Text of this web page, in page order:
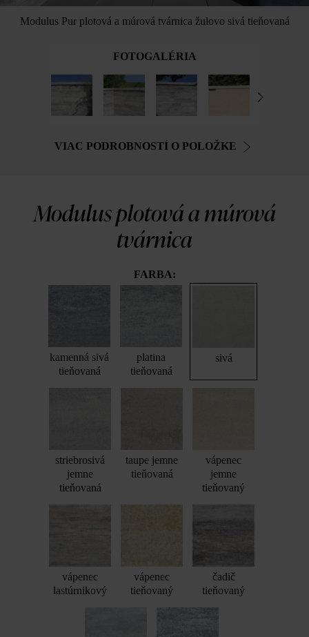
Modulus Pur plotová a múrová tvárnica žulovo sivá tieňovaná
FOTOGALÉRIA
VIAC PODROBNOSTÍ O POLOŽKE
Modulus plotová a múrová
tvárnica
FARBA:
kamenná sivá
tieňovaná
platina
tieňovaná
sivá
striebrosivá
jemne
tieňovaná
taupe jemne
tieňovaná
vápenec
jemne
tieňovaný
vápenec
lastúrnikový
vápenec
tieňovaný
čadič
tieňovaný